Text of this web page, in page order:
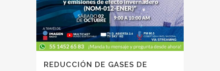
REDUCCIÓN DE GASES DE